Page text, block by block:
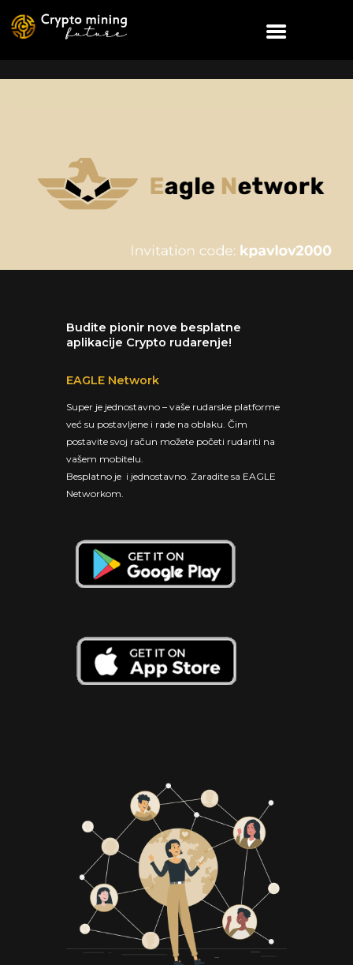
Budite pionir nove besplatne
aplikacije Crypto rudarenje!
EAGLE Network
Super je jednostavno – vaše rudarske platforme
već su postavljene i rade na oblaku. Čim
postavite svoj račun možete početi rudariti na
vašem mobitelu.
Besplatno je i jednostavno. Zaradite sa EAGLE
Networkom.